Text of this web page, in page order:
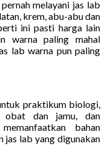
melayani jas lab
krem, abu-abu dan
ini pasti harga lain
warna paling mahal
lab warna pun paling
praktikum biologi,
obat dan jamu, dan
bahan
jas lab yang digunakan